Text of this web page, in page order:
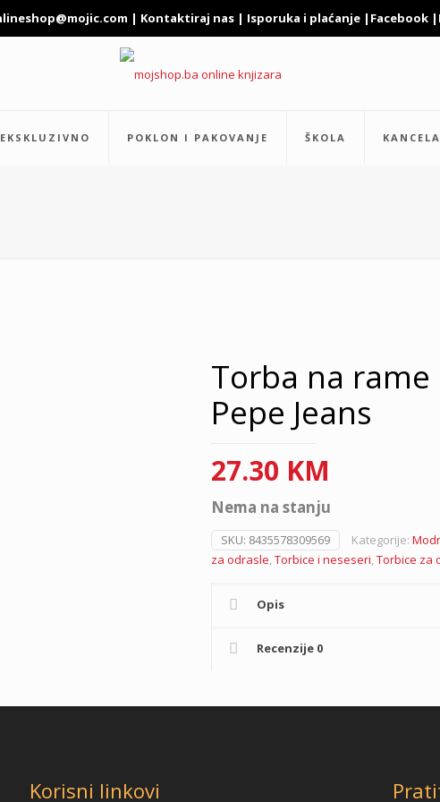
| Kontaktiraj nas | Isporuka i plaćanje | Facebook |
EKSKLUZIVNO POKLON I PAKOVANJE ŠKOLA
Torba na
Pepe Jeans
27.30 KM
Nema na stanju
SKU: 8435578309569 Kategorije:
za odrasle Torbice i neseseri Torbice za
Opis
Recenzije 0
Korisni linkovi